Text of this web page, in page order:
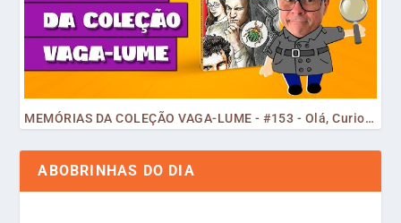
MEMÓRIAS DA COLEÇÃO VAGA-LUME - #153 - Olá, Curiosos! 2023
ABOBRINHAS DO DIA